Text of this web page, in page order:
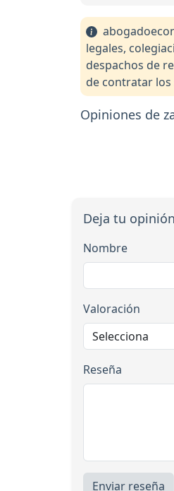
legales,
despachos de
de contratar los
Opiniones de
Deja tu
Nombre
Valoración
Reseña
Enviar reseña